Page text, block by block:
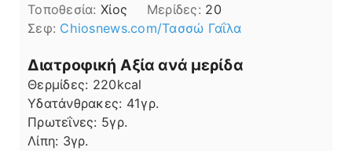
Τοποθεσία: Χίος Μερίδες: 20
Σεφ: Chiosnews.com/Τασσώ Γαΐλα
Διατροφική Αξία ανά μερίδα
Θερμίδες: 220kcal
Υδατάνθρακες: 41γρ.
Πρωτεΐνες: 5γρ.
Λίπη
Λίπη: 3γρ.